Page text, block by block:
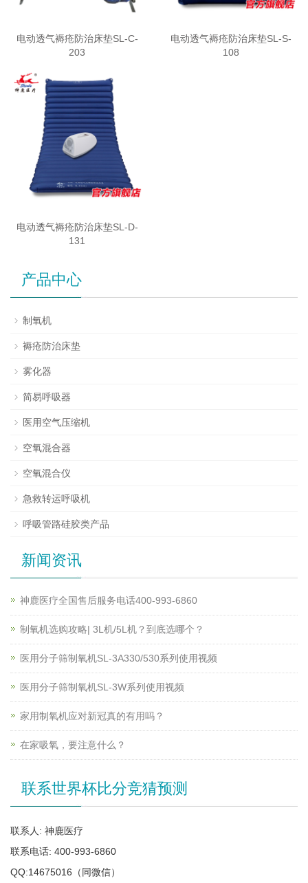
电动透气褥疮防治床垫SL-C-
203
电动透气褥疮防治床垫SL-S-
108
电动透气褥疮防治床垫SL-D-
131
产品中心
制氧机
褥疮防治床垫
雾化器
简易呼吸器
医用空气压缩机
空氧混合器
空氧混合仪
急救转运呼吸机
呼吸管路硅胶类产品
新闻资讯
神鹿医疗全国售后服务电话400-993-6860
制氧机选购攻略| 3L机/5L机？到底选哪个？
医用分子筛制氧机SL-3A330/530系列使用视频
医用分子筛制氧机SL-3W系列使用视频
家用制氧机应对新冠真的有用吗？
在家吸氧，要注意什么？
联系世界杯比分竞猜预测
联系人: 神鹿医疗
联系电话: 400-993-6860
QQ:14675016（同微信）